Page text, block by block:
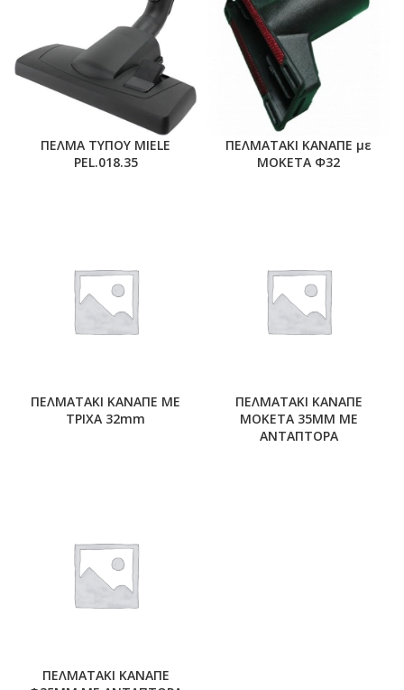
ΠΕΛΜΑ ΤΥΠΟΥ MIELE
PEL.018.35
ΠΕΛΜΑΤΑΚΙ ΚΑΝΑΠΕ με
ΜΟΚΕΤΑ Φ32
ΠΕΛΜΑΤΑΚΙ ΚΑΝΑΠΕ ΜΕ
ΤΡΙΧΑ 32mm
ΠΕΛΜΑΤΑΚΙ ΚΑΝΑΠΕ
ΜΟΚΕΤΑ 35ΜΜ ΜΕ
ΑΝΤΑΠΤΟΡΑ
ΠΕΛΜΑΤΑΚΙ ΚΑΝΑΠΕ